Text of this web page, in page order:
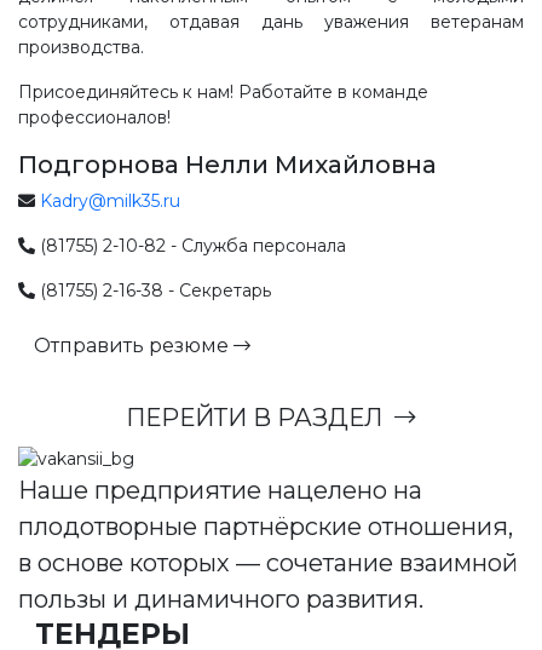
сотрудниками, отдавая дань уважения ветеранам
производства.
Присоединяйтесь к нам! Работайте в команде
профессионалов!
Подгорнова Нелли Михайловна
Kadry@milk35.ru
(81755) 2-10-82 - Служба персонала
(81755) 2-16-38 - Секретарь
Отправить резюме
ПЕРЕЙТИ В РАЗДЕЛ
Наше предприятие нацелено на
плодотворные партнёрские отношения,
в основе которых — сочетание взаимной
пользы и динамичного развития.
ТЕНДЕРЫ